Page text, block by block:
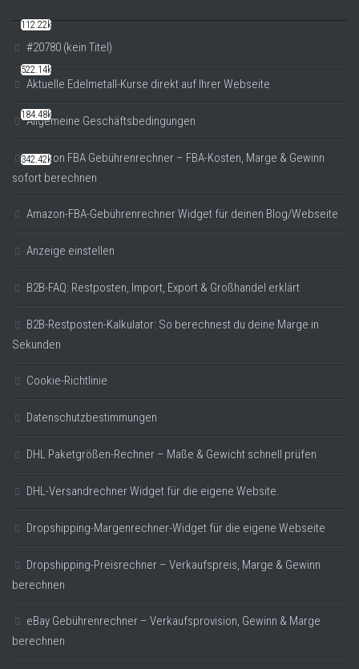
#20780 (kein Titel)
Aktuelle Edelmetall-Kurse direkt auf Ihrer Webseite
Allgemeine Geschäftsbedingungen
Amazon FBA Gebührenrechner – FBA-Kosten, Marge & Gewinn
sofort berechnen
Amazon-FBA-Gebührenrechner Widget für deinen Blog/Webseite
Anzeige einstellen
B2B-FAQ: Restposten, Import, Export & Großhandel erklärt
B2B-Restposten-Kalkulator: So berechnest du deine Marge in
Sekunden
Cookie-Richtlinie
Datenschutzbestimmungen
DHL Paketgrößen-Rechner – Maße & Gewicht schnell prüfen
DHL-Versandrechner Widget für die eigene Website.
Dropshipping-Margenrechner-Widget für die eigene Webseite
Dropshipping-Preisrechner – Verkaufspreis, Marge & Gewinn
berechnen
eBay Gebührenrechner – Verkaufsprovision, Gewinn & Marge
berechnen
112.22k
522.14k
184.48k
342.42k